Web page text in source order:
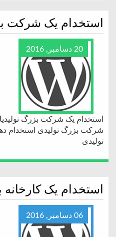
استخدام یک شرکت
20 دسامبر, 2016
استخدام یک شرکت بزرگ
شرکت بزرگ تولیدی استخدام
تولیدی
استخدام یک
06 دسامبر, 2016